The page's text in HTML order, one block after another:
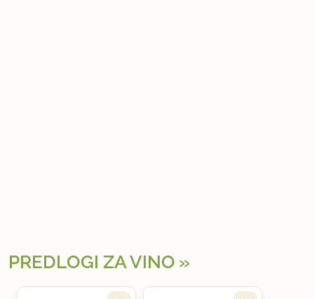
PREDLOGI ZA VINO